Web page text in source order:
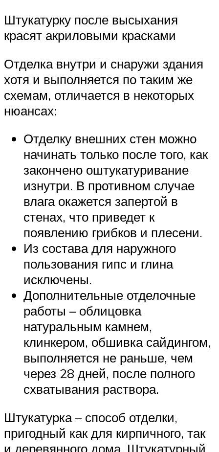
Штукатурку после высыхания
красят акриловыми красками
Отделка внутри и снаружи здания
хотя и выполняется по таким же
схемам, отличается в некоторых
нюансах:
Отделку внешних стен можно
начинать только после того, как
закончено оштукатуривание
изнутри. В противном случае
влага окажется запертой в
стенах, что приведет к
появлению грибков и плесени.
Из состава для наружного
пользования гипс и глина
исключены.
Дополнительные отделочные
работы – облицовка
натуральным камнем,
клинкером, обшивка сайдингом,
выполняется не раньше, чем
через 28 дней, после полного
схватывания раствора.
Штукатурка – способ отделки,
пригодный как для кирпичного, так
и деревянного дома. Штукатурный